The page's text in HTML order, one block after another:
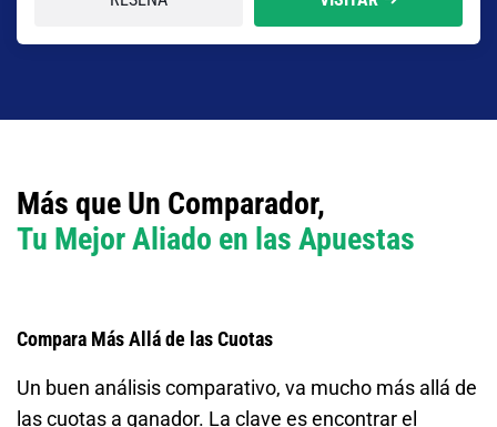
Más que Un Comparador,
Tu Mejor Aliado en las Apuestas
Compara Más Allá de las Cuotas
Un buen análisis comparativo, va mucho más allá de
las cuotas a ganador. La clave es encontrar el